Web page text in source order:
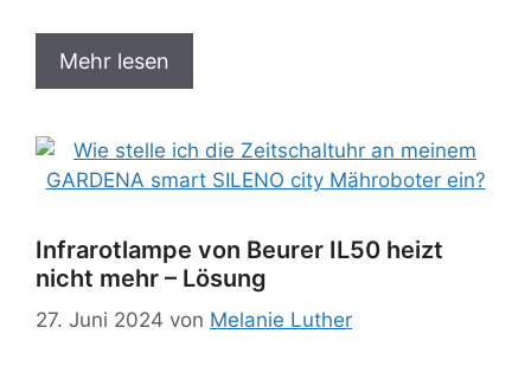
Mehr lesen
Infrarotlampe von Beurer IL50 heizt
nicht mehr – Lösung
27. Juni 2024 von Melanie Luther